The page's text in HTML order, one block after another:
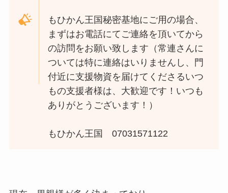
もひかん王国秘密基地にご用の場合、
まずはお電話にてご連絡を頂いてから
の訪問をお願い致します（常連さんに
ついては特に連絡はいりませんし、門
付近に支援物資を届けてくださるいつ
もの支援者様は、大歓迎です！いつも
ありがとうございます！）
もひかん王国 07031571122